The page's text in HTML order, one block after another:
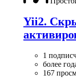
Yii2.
1
более
167